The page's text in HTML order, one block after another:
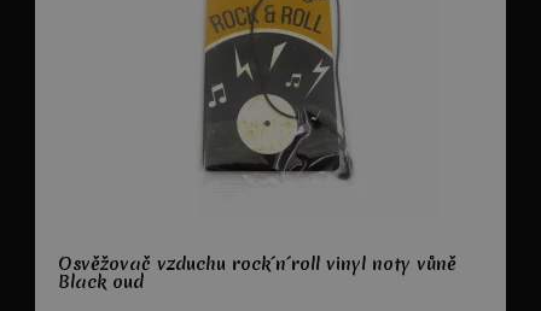
Osvěžovač vzduchu rock´n´roll vinyl noty vůně
Black oud